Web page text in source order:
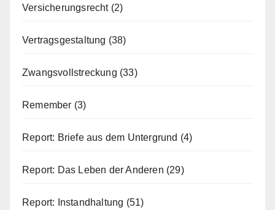
Versicherungsrecht(2)
Vertragsgestaltung (38)
Zwangsvollstreckung (33)
Remember (3)
Report: Briefe aus dem Untergrund (4)
Report: Das Leben der Anderen (29)
Report: Instandhaltung (51)